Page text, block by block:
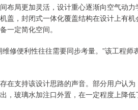
布局更加灵活，设计重心逐渐向空气动
盖，封闭式一体化覆盖结构在设计上有
一定简化空间。
修便利性往往需要同步考量。”该工程
在支持该设计思路的声音。部分用户认
，玻璃水加注口外置，在一定程度上降低